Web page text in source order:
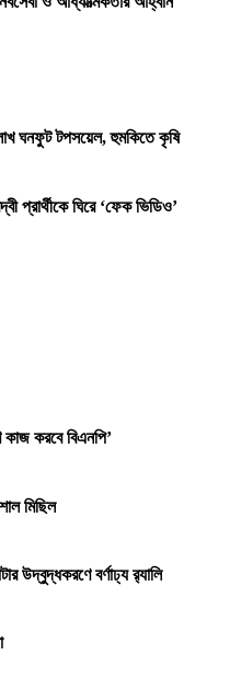
ঘনফুট টপসয়েল, হুমকিতে কৃষি
প্রার্থীকে ঘিরে ‘ফেক ভিডিও’
করবে বিএনপি’
মিছিল
উদ্বুদ্ধকরণে বর্ণাঢ্য র‍্যালি